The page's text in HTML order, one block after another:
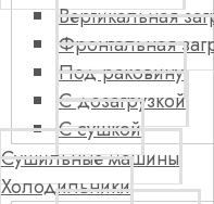
Вертикальная
Фронтальная
Под раковину
С дозагрузкой
С сушкой
Сушильные машины
Холодильники